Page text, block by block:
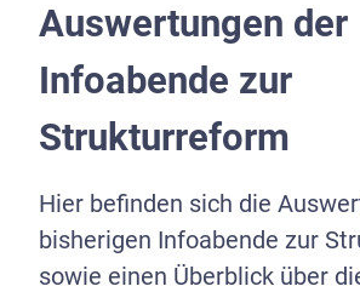
Auswertungen der
Infoabende zur
Strukturreform
Hier befinden sich die
bisherigen Infoabende zur
sowie einen Überblick über